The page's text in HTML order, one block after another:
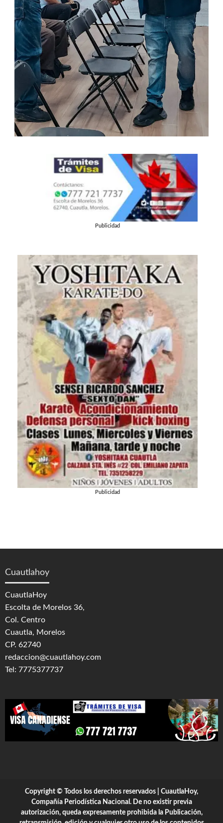
Publicidad
Publicidad
Cuautlahoy
CuautlaHoy
Escolta de Morelos 36,
Col. Centro
Cuautla, Morelos
CP. 62740
redaccion@cuautlahoy.com
Tel: 7775377737
Copyright © Todos los derechos reservados | CuautlaHoy,
Compañía Periodística Nacional. De no existir previa
autorización, queda expresamente prohibida la Publicación,